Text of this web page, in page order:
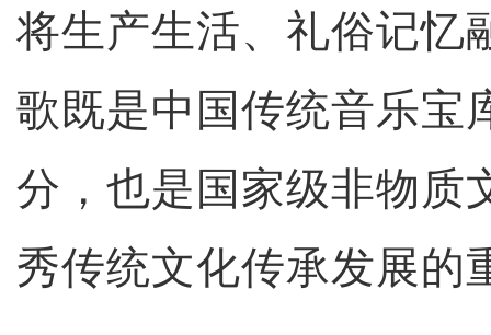
将生产生活、礼俗记忆
歌既是中国传统音乐宝
分，也是国家级非物质
秀传统文化传承发展的